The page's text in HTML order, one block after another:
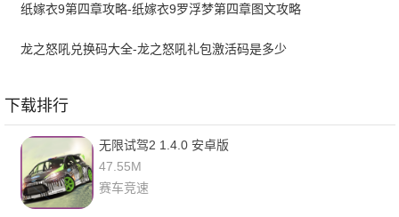
纸嫁衣9第四章攻略-纸嫁衣9罗浮梦第四章图文攻略
龙之怒吼兑换码大全-龙之怒吼礼包激活码是多少
下载排行
无限试驾2 1.4.0 安卓版
47.55M
赛车竞速